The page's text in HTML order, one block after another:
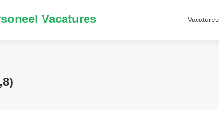
Vacatures Vacatures